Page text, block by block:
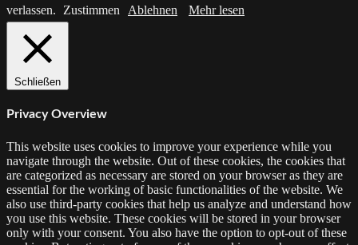
verlassen.
Zustimmen Ablehnen Mehr lesen
Schließen
Privacy Overview
This website uses cookies to improve your experience while you
navigate through the website. Out of these cookies, the cookies that
are categorized as necessary are stored on your browser as they are
essential for the working of basic functionalities of the website. We
also use third-party cookies that help us analyze and understand how
you use this website. These cookies will be stored in your browser
only with your consent. You also have the option to opt-out of these